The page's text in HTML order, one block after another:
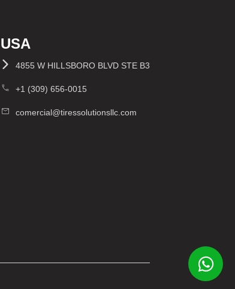
USA
4855 W HILLSBORO BLVD STE B3
+1 (309) 656-0015
comercial@tiressolutionsllc.com